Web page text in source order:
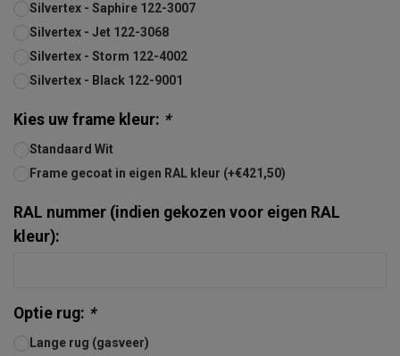
Silvertex - Saphire 122-3007
Silvertex - Jet 122-3068
Silvertex - Storm 122-4002
Silvertex - Black 122-9001
Kies uw frame kleur: *
Standaard Wit
Frame gecoat in eigen RAL kleur (+€421,50)
RAL nummer (indien gekozen voor eigen RAL
kleur):
Optie rug: *
Lange rug (gasveer)